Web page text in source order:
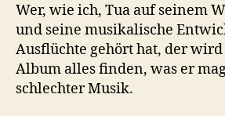
Wer, wie ich, Tua auf seinem
und seine musikalische
Ausflüchte gehört hat, der
Album alles finden, was er
schlechter Musik.